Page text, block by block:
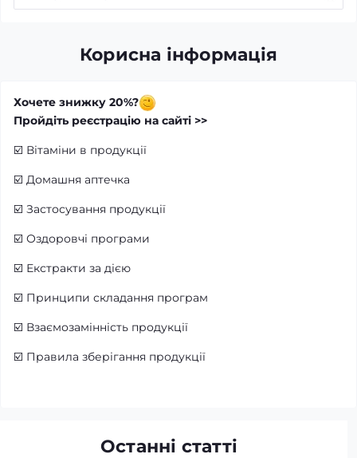
Корисна інформація
Хочете знижку 20%?
Пройдіть реєстрацію на сайті >>
☑️ Вітаміни в продукції
☑️ Домашня аптечка
☑️ Застосування продукції
☑️ Оздоровчі програми
☑️ Екстракти за дією
☑️ Принципи складання програм
☑️ Взаємозамінність продукції
☑️ Правила зберігання продукції
Останні статті